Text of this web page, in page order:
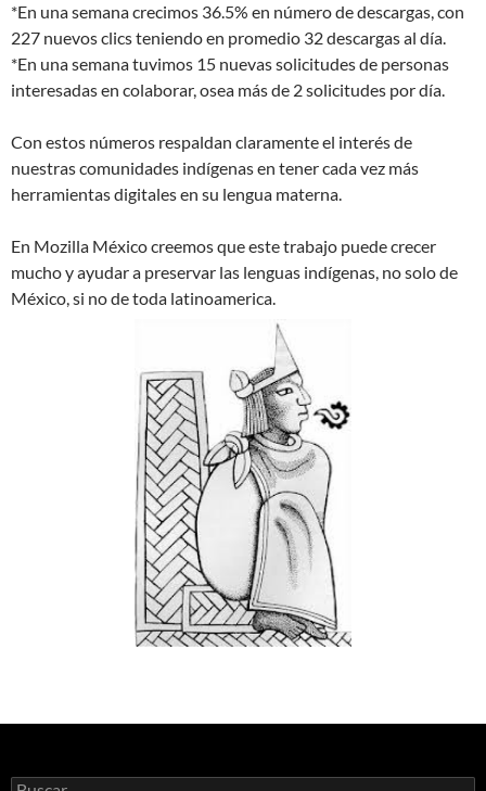
*En una semana crecimos 36.5% en número de descargas, con
227 nuevos clics teniendo en promedio 32 descargas al día.
*En una semana tuvimos 15 nuevas solicitudes de personas
interesadas en colaborar, osea más de 2 solicitudes por día.
Con estos números respaldan claramente el interés de
nuestras comunidades indígenas en tener cada vez más
herramientas digitales en su lengua materna.
En Mozilla México creemos que este trabajo puede crecer
mucho y ayudar a preservar las lenguas indígenas, no solo de
México, si no de toda latinoamerica.
B